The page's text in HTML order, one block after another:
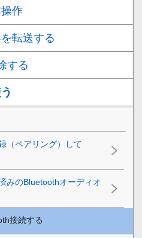
作
転送する
する
（ペアリング）して
みのBluetoothオーディオ
接続する